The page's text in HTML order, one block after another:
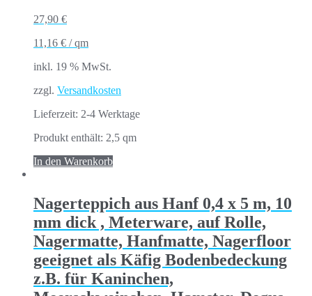
27,90 €
11,16 € /qm
inkl. 19 % MwSt.
zzgl. Versandkosten
Lieferzeit: 2-4 Werktage
Produkt enthält: 2,5 qm
In den Warenkorb
Nagerteppich aus Hanf 0,4 x 5 m, 10
mm dick , Meterware, auf Rolle,
Nagermatte, Hanfmatte, Nagerfloor
geeignet als Käfig Bodenbedeckung
z.B. für Kaninchen,